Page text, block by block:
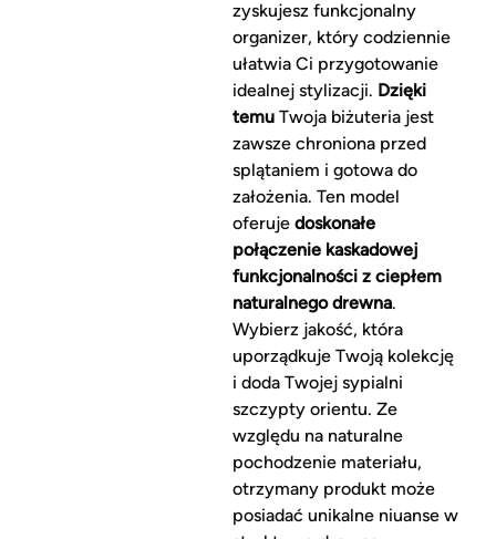
zyskujesz funkcjonalny
organizer, który codziennie
ułatwia Ci przygotowanie
idealnej stylizacji. Dzięki
temuTwoja biżuteria jest
zawsze chroniona przed
splątaniem i gotowa do
założenia. Ten model
oferuje doskonałe
połączenie kaskadowej
funkcjonalności z ciepłem
naturalnego drewna.
Wybierz jakość, która
uporządkuje Twoją kolekcję
i doda Twojej sypialni
szczypty orientu. Ze
względu na naturalne
pochodzenie materiału,
otrzymany produkt może
posiadać unikalne niuanse w